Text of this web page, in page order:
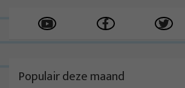
Populair deze maand